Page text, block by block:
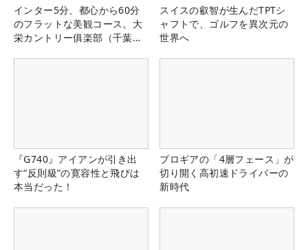
インター5分、都心から60分
のフラットな美観コース。大
栄カントリー俱楽部（千葉
スイスの叡智が生んだTPTシ
ャフトで、ゴルフを異次元の
世界へ
『G740』アイアンが引き出
す“反則級”の寛容性と飛びは
本当だった！
プロギアの「4層フェース」が
切り開く高初速ドライバーの
新時代